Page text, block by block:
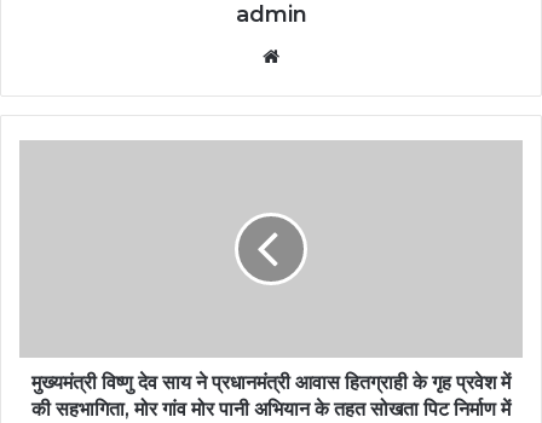
admin
मुख्यमंत्री विष्णु देव साय ने प्रधानमंत्री आवास हितग्राही के गृह प्रवेश में
की सहभागिता, मोर गांव मोर पानी अभियान के तहत सोखता पिट निर्माण में